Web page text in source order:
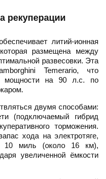
рекуперации
литий-ионная
размещена между
развесовки. Эта
Temerario, что
мощности на 90 л.с. по
двумя способами:
(подключаемый гибрид
торможения.
хода на электротяге,
10 миль (около 16 км),
увеличенной ёмкости